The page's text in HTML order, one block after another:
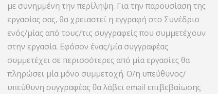
με συνημμένη την περίληψη. Για την παρουσίαση της
εργασίας σας, θα χρειαστεί η εγγραφή στο Συνέδριο
ενός/μίας από τους/τις συγγραφείς που συμμετέχουν
στην εργασία. Εφόσον ένας/μία συγγραφέας
συμμετέχει σε περισσότερες από μία εργασίες θα
πληρώσει μία μόνο συμμετοχή. Ο/η υπεύθυνος/
υπεύθυνη συγγραφέας θα λάβει email επιβεβαίωσης